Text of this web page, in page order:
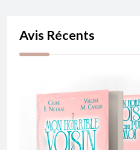
Avis Récents